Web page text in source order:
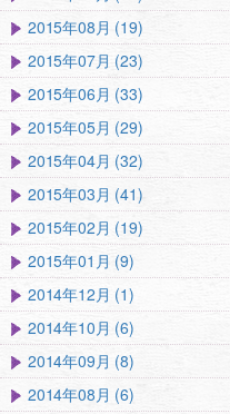
2015年08月 (19)
2015年07月 (23)
2015年06月 (33)
2015年05月 (29)
2015年04月 (32)
2015年03月 (41)
2015年02月 (19)
2015年01月 (9)
2014年12月 (1)
2014年10月 (6)
2014年09月 (8)
2014年08月 (6)